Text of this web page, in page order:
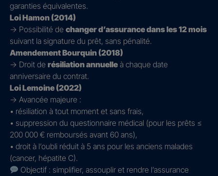
garanties équivalentes.
Loi Hamon (2014)
→ Possibilité de changer d’assurance dans les 12 mois
suivant la signature du prêt, sans pénalité.
Amendement Bourquin (2018)
→ Droit de résiliation annuelle à chaque date
anniversaire du contrat.
Loi Lemoine (2022)
→ Avancée majeure :
• résiliation à tout moment et sans frais,
• suppression du questionnaire médical (pour les prêts ≤
200 000 € remboursés avant 60 ans),
• droit à l’oubli réduit à 5 ans pour les anciens malades
(cancer, hépatite C).
Objectif : simplifier, assouplir et rendre l’assurance